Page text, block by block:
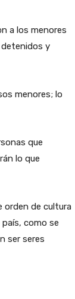
a los menores
detenidos y
menores; lo
que
lo que
orden de cultura
como se
ser seres